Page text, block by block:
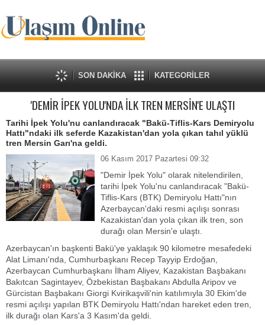
SON DAKİKA KATEGORİLER
'DEMİR İPEK YOLU'NDA İLK TREN MERSİN'E ULAŞTI
Tarihi İpek Yolu'nu canlandıracak "Bakü-Tiflis-Kars Demiryolu
Hattı"ndaki ilk seferde Kazakistan'dan yola çıkan tahıl yüklü
tren Mersin Garı'na geldi.
06 Kasım 2017 Pazartesi 09:32
"Demir İpek Yolu" olarak nitelendirilen,
tarihi İpek Yolu'nu canlandıracak "Bakü-
Tiflis-Kars (BTK) Demiryolu Hattı"nın
Azerbaycan'daki resmi açılışı sonrası
Kazakistan'dan yola çıkan ilk tren, son
durağı olan Mersin'e ulaştı.
Azerbaycan'ın başkenti Bakü'ye yaklaşık 90 kilometre mesafedeki
Alat Limanı'nda, Cumhurbaşkanı Recep Tayyip Erdoğan,
Azerbaycan Cumhurbaşkanı İlham Aliyev, Kazakistan Başbakanı
Bakıtcan Sagintayev, Özbekistan Başbakanı Abdulla Aripov ve
Gürcistan Başbakanı Giorgi Kvirikaşvili'nin katılımıyla 30 Ekim'de
resmi açılışı yapılan BTK Demiryolu Hattı'ndan hareket eden tren,
ilk durağı olan Kars'a 3 Kasım'da geldi.